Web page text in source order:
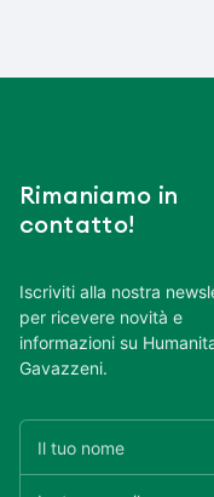
Rimaniamo in
contatto!
Iscriviti alla nostra
per ricevere novità e
informazioni su
Gavazzeni.